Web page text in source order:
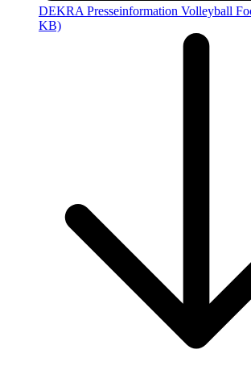
DEKRA Presseinformation Volleyball
KB)